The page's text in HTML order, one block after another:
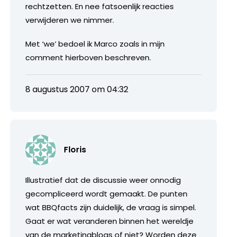
rechtzetten. En nee fatsoenlijk reacties
verwijderen we nimmer.
Met ‘we’ bedoel ik Marco zoals in mijn
comment hierboven beschreven.
8 augustus 2007 om 04:32
Floris
Illustratief dat de discussie weer onnodig
gecompliceerd wordt gemaakt. De punten
wat BBQfacts zijn duidelijk, de vraag is simpel.
Gaat er wat veranderen binnen het wereldje
van de marketingblogs of niet? Worden deze